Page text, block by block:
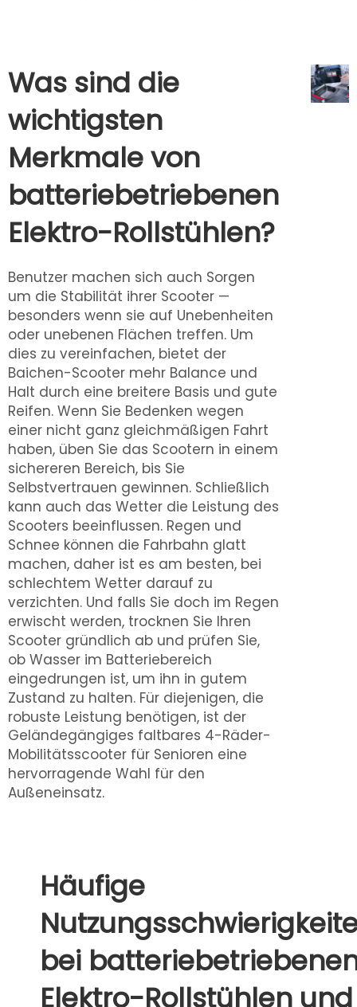
Was sind die
wichtigsten
Merkmale von
batteriebetriebenen
Elektro-Rollstühlen?
Benutzer machen sich auch Sorgen
um die Stabilität ihrer Scooter —
besonders wenn sie auf Unebenheiten
oder unebenen Flächen treffen. Um
dies zu vereinfachen, bietet der
Baichen-Scooter mehr Balance und
Halt durch eine breitere Basis und gute
Reifen. Wenn Sie Bedenken wegen
einer nicht ganz gleichmäßigen Fahrt
haben, üben Sie das Scootern in einem
sichereren Bereich, bis Sie
Selbstvertrauen gewinnen. Schließlich
kann auch das Wetter die Leistung des
Scooters beeinflussen. Regen und
Schnee können die Fahrbahn glatt
machen, daher ist es am besten, bei
schlechtem Wetter darauf zu
verzichten. Und falls Sie doch im Regen
erwischt werden, trocknen Sie Ihren
Scooter gründlich ab und prüfen Sie,
ob Wasser im Batteriebereich
eingedrungen ist, um ihn in gutem
Zustand zu halten. Für diejenigen, die
robuste Leistung benötigen, ist der
Geländegängiges faltbares 4-Räder-
Mobilitätsscooter für Senioren eine
hervorragende Wahl für den
Außeneinsatz.
Häufige
bei
Elektro-Rollstühlen und